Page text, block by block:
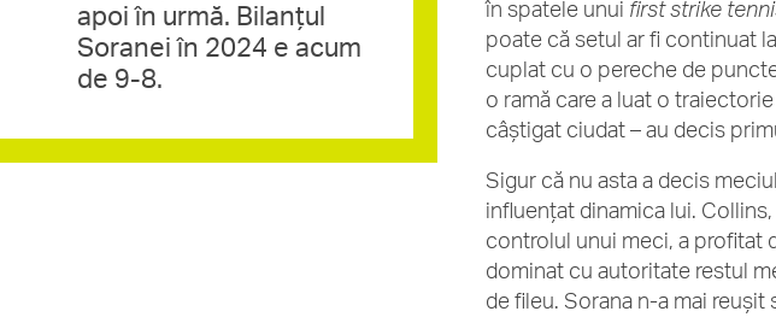
apoi în urmă. Bilanțul
Soranei în 2024 e acum
de 9-8.
în spatele unui first strike
poate că setul ar fi continuat
cuplat cu o pereche de
o ramă care a luat o
câștigat ciudat – au decis
Sigur că nu asta a decis
influențat dinamica lui.
controlul unui meci, a profitat
dominat cu autoritate restul
de fileu. Sorana n-a mai